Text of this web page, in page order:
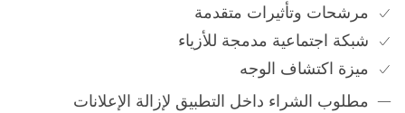
مرشحات وتأثيرات متقدمة
شبكة اجتماعية مدمجة للأزياء
ميزة اكتشاف الوجه
مطلوب الشراء داخل التطبيق لإزالة الإعلانات